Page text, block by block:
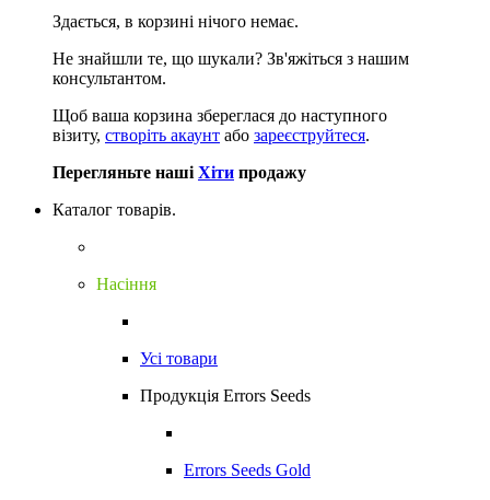
Здається, в корзині нічого немає.
Не знайшли те, що шукали? Зв'яжіться з нашим
консультантом.
Щоб ваша корзина збереглася до наступного
візиту, створіть акаунт або зареєструйтеся.
Перегляньте наші Хіти продажу
Каталог товарів.
Насіння
Усі товари
Продукція Errors Seeds
Errors Seeds Gold